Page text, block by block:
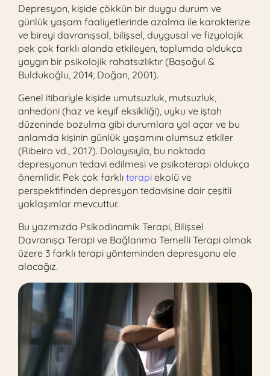
Depresyon, kişide çökkün bir duygu durum ve
günlük yaşam faaliyetlerinde azalma ile karakterize
ve bireyi davranışsal, bilişsel, duygusal ve fizyolojik
pek çok farklı alanda etkileyen, toplumda oldukça
yaygın bir psikolojik rahatsızlıktır (Başoğul &
Buldukoğlu, 2014; Doğan, 2001).
Genel itibariyle kişide umutsuzluk, mutsuzluk,
anhedoni (haz ve keyif eksikliği), uyku ve iştah
düzeninde bozulma gibi durumlara yol açar ve bu
anlamda kişinin günlük yaşamını olumsuz etkiler
(Ribeiro vd., 2017). Dolayısıyla, bu noktada
depresyonun tedavi edilmesi ve psikoterapi oldukça
önemlidir. Pek çok farklı terapi ekolü ve
perspektifinden depresyon tedavisine dair çeşitli
yaklaşımlar mevcuttur.
Bu yazımızda Psikodinamik Terapi, Bilişsel
Davranışçı Terapi ve Bağlanma Temelli Terapi olmak
üzere 3 farklı terapi yönteminden depresyonu ele
alacağız.